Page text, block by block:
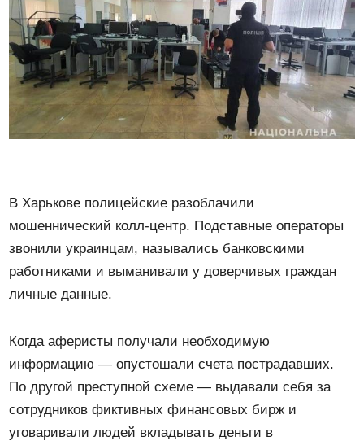
В Харькове полицейские разоблачили
мошеннический колл-центр. Подставные операторы
звонили украинцам, назывались банковскими
работниками и выманивали у доверчивых граждан
личные данные.
Когда аферисты получали необходимую
информацию — опустошали счета пострадавших.
По другой преступной схеме — выдавали себя за
сотрудников фиктивных финансовых бирж и
уговаривали людей вкладывать деньги в